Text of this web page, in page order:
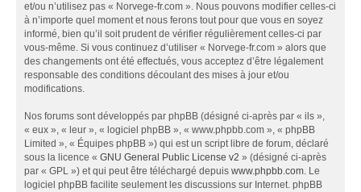
et/ou n’utilisez pas « Norvege-fr.com ». Nous pouvons modifier celles-ci
à n’importe quel moment et nous ferons tout pour que vous en soyez
informé, bien qu’il soit prudent de vérifier régulièrement celles-ci par
vous-même. Si vous continuez d’utiliser « Norvege-fr.com » alors que
des changements ont été effectués, vous acceptez d’être légalement
responsable des conditions découlant des mises à jour et/ou
modifications.
Nos forums sont développés par phpBB (désigné ci-après par « ils »,
« eux », « leur », « logiciel phpBB », « www.phpbb.com », « phpBB
Limited », « Équipes phpBB ») qui est un script libre de forum, déclaré
sous la licence « GNU General Public License v2 » (désigné ci-après
par « GPL ») et qui peut être téléchargé depuis www.phpbb.com. Le
logiciel phpBB facilite seulement les discussions sur Internet. phpBB